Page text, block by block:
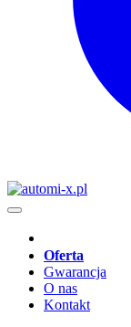
Oferta
Gwarancja
O nas
Kontakt